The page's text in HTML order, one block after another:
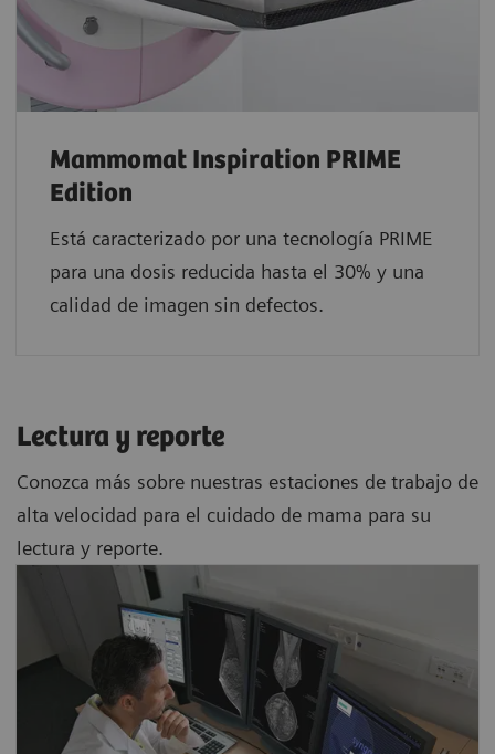
Mammomat Inspiration PRIME
Edition
Está caracterizado por una tecnología PRIME
para una dosis reducida hasta el 30% y una
calidad de imagen sin defectos.
Lectura y reporte
Conozca más sobre nuestras estaciones de trabajo de
alta velocidad para el cuidado de mama para su
lectura y reporte.